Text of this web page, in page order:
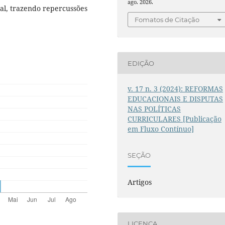
trazendo repercussões
ago. 2026.
Fomatos de Citação
EDIÇÃO
v. 17 n. 3 (2024): REFORMAS
EDUCACIONAIS E DISPUTAS
NAS POLÍTICAS
CURRICULARES [Publicação
em Fluxo Contínuo]
SEÇÃO
Artigos
LICENÇA